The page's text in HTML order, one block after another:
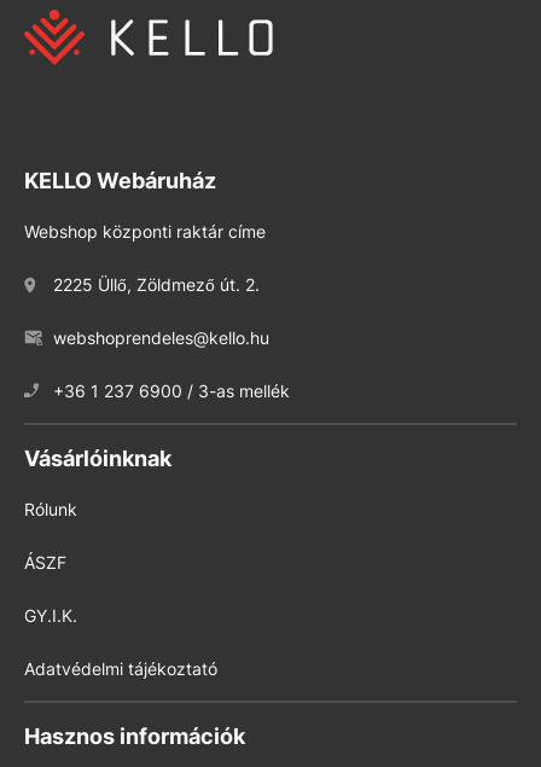
KELLO Webáruház
Webshop központi raktár címe
2225 Üllő, Zöldmező út. 2.
webshoprendeles@kello.hu
+36 1 237 6900 / 3-as mellék
Vásárlóinknak
Rólunk
ÁSZF
GY.I.K.
Adatvédelmi tájékoztató
Hasznos információk